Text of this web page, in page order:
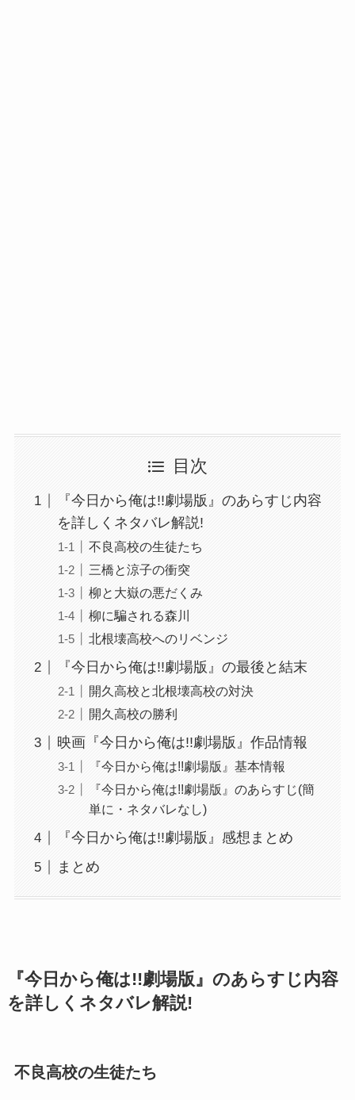
目次
『今日から俺は!!劇場版』のあらすじ内容
を詳しくネタバレ解説!
不良高校の生徒たち
三橋と涼子の衝突
柳と大嶽の悪だくみ
柳に騙される森川
北根壊高校へのリベンジ
『今日から俺は!!劇場版』の最後と結末
開久高校と北根壊高校の対決
開久高校の勝利
映画『今日から俺は!!劇場版』作品情報
『今日から俺は!!劇場版』基本情報
『今日から俺は!!劇場版』のあらすじ(簡
単に・ネタバレなし)
『今日から俺は!!劇場版』感想まとめ
まとめ
『今日から俺は!!劇場版』のあらすじ内容
を詳しくネタバレ解説!
不良高校の生徒たち